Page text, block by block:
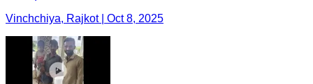
Vinchchiya, Rajkot | Oct 8, 2025